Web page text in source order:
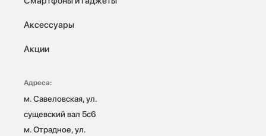
Аксессуары
Акции
Адреса:
м. Савеловская, ул.
сущевский вал 5с6
м. Отрадное, ул.